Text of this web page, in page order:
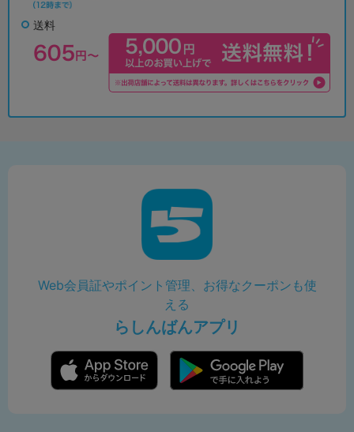
送料
Web会員証やポイント管理、お得なクーポンも使
える
らしんばんアプリ